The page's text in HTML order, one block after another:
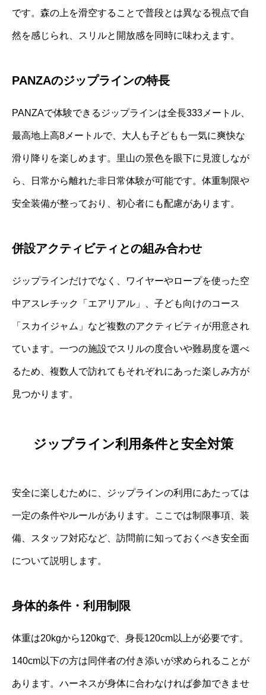
です。森の上を滑空することで普段とは異なる視点で自
然を感じられ、スリルと開放感を同時に味わえます。
PANZAのジップラインの特長
PANZAで体験できるジップラインは全長333メートル、
最高地上高8メートルで、大人も子どもも一気に爽快な
滑り降りを楽しめます。里山の景色を眼下に見渡しなが
ら、日常から離れた非日常体験が可能です。体重制限や
安全装備が整っており、初心者にも配慮があります。
併設アクティビティとの組み合わせ
ジップラインだけでなく、ワイヤーやロープを使った空
中アスレチック「エアリアル」、子ども向けのコース
「スカイジャム」など複数のアクティビティが用意され
ています。一つの施設でスリルの度合いや難易度を選べ
るため、複数人で訪れてもそれぞれにあった楽しみ方が
見つかります。
ジップライン利用条件と安全対策
安全に楽しむために、ジップラインの利用にあたっては
一定の条件やルールがあります。ここでは制限事項、装
備、スタッフ対応など、訪問前に知っておくべき安全面
について説明します。
身体的条件・利用制限
体重は20kgから120kgで、身長120cm以上が必要です。
140cm以下の方は同伴者の付き添いが求められることが
あります。ハーネスが身体に合わなければ参加できませ